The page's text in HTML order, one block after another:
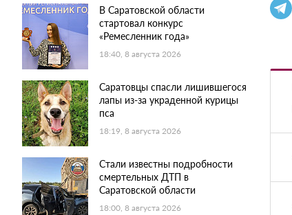
В Саратовской области
стартовал конкурс
«Ремесленник года»
18:40, 8 августа 2026
Саратовцы спасли лишившегося
лапы из-за украденной курицы
пса
18:19, 8 августа 2026
Стали известны подробности
смертельных ДТП в
Саратовской области
18:00, 8 августа 2026